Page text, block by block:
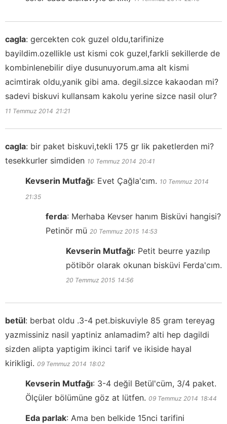
cagla: gercekten cok guzel oldu,tarifinize
bayildim.ozellikle ust kismi cok guzel,farkli sekillerde de
kombinlenebilir diye dusunuyorum.ama alt kismi
acimtirak oldu,yanik gibi ama. degil.sizce kakaodan mi?
sadevi biskuvi kullansam kakolu yerine sizce nasil olur?
11 Temmuz 2014 21:21
cagla: bir paket biskuvi,tekli 175 gr lik paketlerden mi?
tesekkurler simdiden 10 Temmuz 2014 20:41
Kevserin Mutfağı: Evet Çağla'cım. 10 Temmuz 2014
21:35
ferda: Merhaba Kevser hanım Bisküvi hangisi?
Petinör mü 20 Temmuz 2015 14:53
Kevserin Mutfağı: Petit beurre yazılıp
pötibör olarak okunan bisküvi Ferda'cım.
20 Temmuz 2015 14:56
betül: berbat oldu .3-4 pet.biskuviyle 85 gram tereyag
yazmissiniz nasil yaptiniz anlamadim? alti hep dagildi
sizden alipta yaptigim ikinci tarif ve ikiside hayal
kirikligi. 09 Temmuz 2014 18:02
Kevserin Mutfağı: 3-4 değil Betül'cüm, 3/4 paket.
Ölçüler bölümüne göz at lütfen. 09 Temmuz 2014 18:44
Eda parlak: Ama ben belkide 15nci tarifini